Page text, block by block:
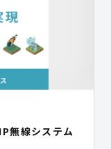
無線システム